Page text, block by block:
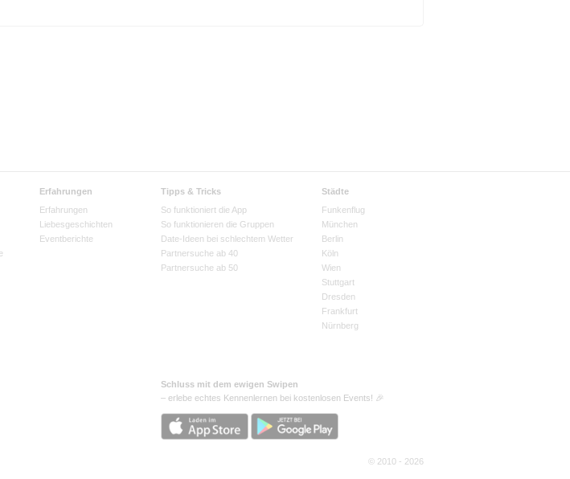
Erfahrungen
Erfahrungen
Liebesgeschichten
Eventberichte
Tipps & Tricks
So funktioniert die App
So funktionieren die Gruppen
Date-Ideen bei schlechtem Wetter
Partnersuche ab 40
Partnersuche ab 50
Städte
Funkenflug
München
Berlin
Köln
Wien
Stuttgart
Dresden
Frankfurt
Nürnberg
Schluss mit dem ewigen Swipen
– erlebe echtes Kennenlernen bei kostenlosen Events! 🎉
© 2010 - 2026